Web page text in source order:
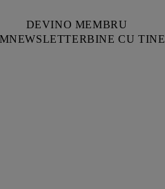
DEVINO MEMBRU
NEWSLETTERBINE CU TINE